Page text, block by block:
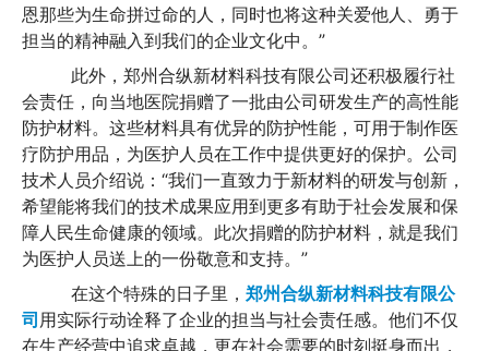
恩那些为生命拼过命的人，同时也将这种关爱他人、勇于
担当的精神融入到我们的企业文化中。”
会责任，向当地医院捐赠了一批由公司研发生产的高性能
防护材料。这些材料具有优异的防护性能，可用于制作医
疗防护用品，为医护人员在工作中提供更好的保护。公司
技术人员介绍说：“我们一直致力于新材料的研发与创新，
希望能将我们的技术成果应用到更多有助于社会发展和保
障人民生命健康的领域。此次捐赠的防护材料，就是我们
为医护人员送上的一份敬意和支持。”
在这个特殊的日子里， 郑州合纵新材料科技有限公
司 用实际行动诠释了企业的担当与社会责任感。他们不仅
在生产经营中追求卓越，更在社会需要的时刻挺身而出，